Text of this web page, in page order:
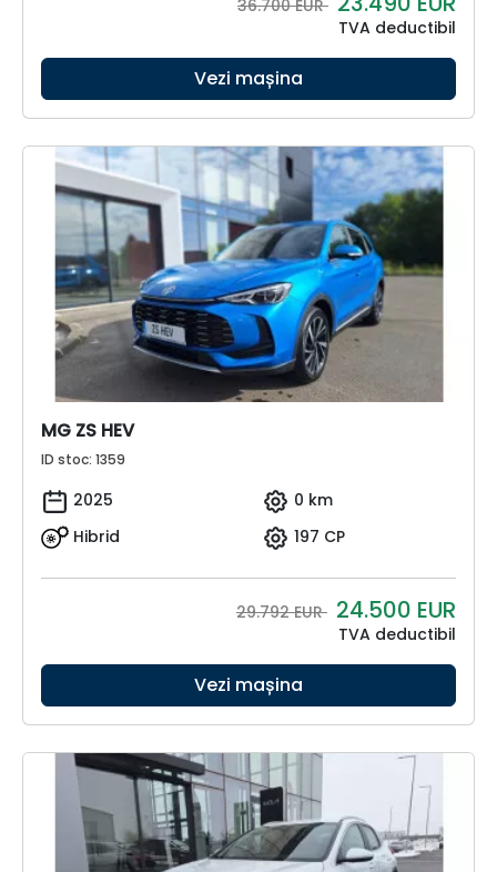
36.700 EUR
TVA deductibil
Vezi mașina
MG ZS HEV
ID stoc: 1359
2025
0 km
Hibrid
197 CP
29.792 EUR 24.500 EUR
TVA deductibil
Vezi mașina